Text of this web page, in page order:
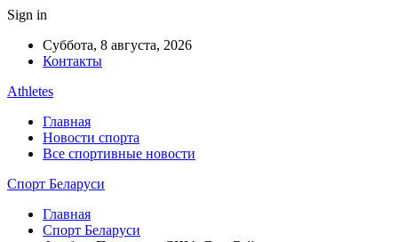
Sign in
Суббота, 8 августа, 2026
Контакты
Athletes
Главная
Новости спорта
Все спортивные новости
Спорт Беларуси
Главная
Спорт Беларуси